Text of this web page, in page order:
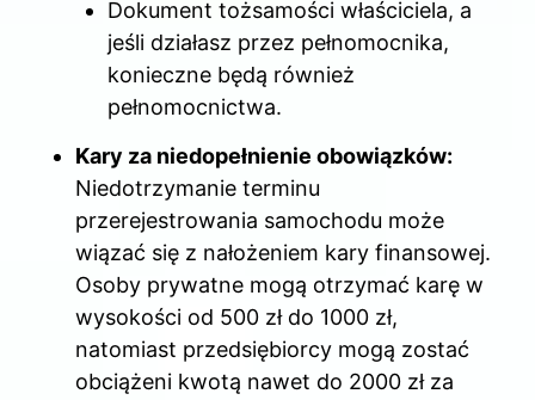
Dokument tożsamości właściciela, a
jeśli działasz przez pełnomocnika,
konieczne będą również
pełnomocnictwa.
Kary za niedopełnienie obowiązków:
Niedotrzymanie terminu
przerejestrowania samochodu może
wiązać się z nałożeniem kary finansowej.
Osoby prywatne mogą otrzymać karę w
wysokości od 500 zł do 1000 zł,
natomiast przedsiębiorcy mogą zostać
obciążeni kwotą nawet do 2000 zł za